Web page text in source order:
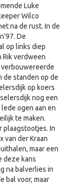
Luke
Wilco
na de rust. In de
De
op links diep
Rik verdween
verbouwereerde
de standen op de
op koers
nog een
ogen aan en
te maken.
plaagstootjes. In
van der Kraan
maar een
deze kans
na balverlies in
bal voor, maar